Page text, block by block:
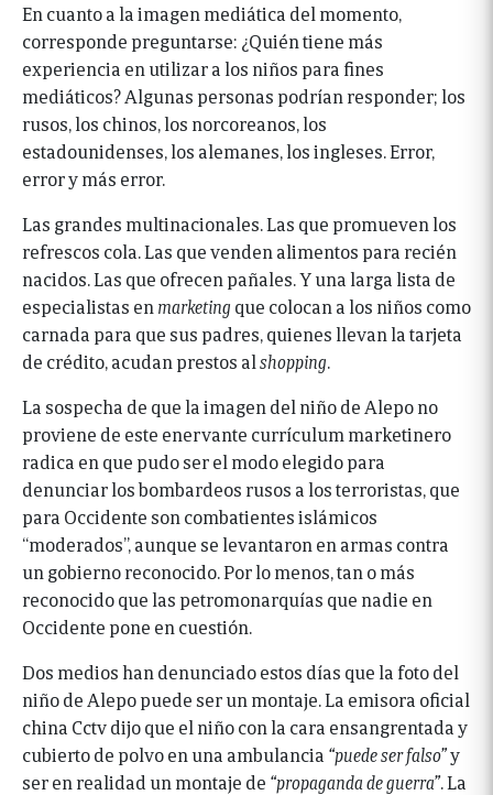
En cuanto a la imagen mediática del momento,
corresponde preguntarse: ¿Quién tiene más
experiencia en utilizar a los niños para fines
mediáticos? Algunas personas podrían responder; los
rusos, los chinos, los norcoreanos, los
estadounidenses, los alemanes, los ingleses. Error,
error y más error.
Las grandes multinacionales. Las que promueven los
refrescos cola. Las que venden alimentos para recién
nacidos. Las que ofrecen pañales. Y una larga lista de
especialistas en marketing que colocan a los niños como
carnada para que sus padres, quienes llevan la tarjeta
de crédito, acudan prestos alshopping
La sospecha de que la imagen del niño de Alepo no
proviene de este enervante currículum marketinero
radica en que pudo ser el modo elegido para
denunciar los bombardeos rusos a los terroristas, que
para Occidente son combatientes islámicos
“moderados”, aunque se levantaron en armas contra
un gobierno reconocido. Por lo menos, tan o más
reconocido que las petromonarquías que nadie en
Occidente pone en cuestión.
Dos medios han denunciado estos días que la foto del
niño de Alepo puede ser un montaje. La emisora oficial
china Cctv dijo que el niño con la cara ensangrentada y
cubierto de polvo en una ambulancia “puede ser falso”y
ser en realidad un montaje de “propaganda de guerra” . La